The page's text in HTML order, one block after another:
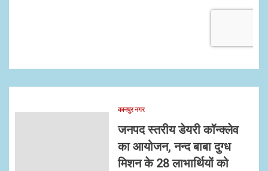
कानपुर नगर
जनपद स्तरीय डेयरी कॉन्क्लेव
का आयोजन, नन्द बाबा दुग्ध
मिशन के 28 लाभार्थियों को